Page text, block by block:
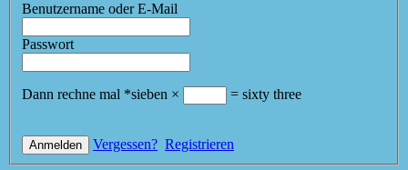
Benutzername oder E-Mail
Passwort
Dann rechne mal *sieben × = sixty three
Vergessen? Registrieren